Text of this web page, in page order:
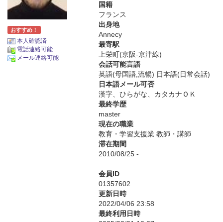
おすすめ！
本人確認済
電話連絡可能
メール連絡可能
国籍
フランス
出身地
Annecy
最寄駅
上栄町(京阪-京津線)
会話可能言語
英語(母国語,流暢) 日本語(日常会話)
日本語メール可否
漢字、ひらがな、カタカナＯＫ
最終学歴
master
現在の職業
教育・学習支援業 教師・講師
滞在期間
2010/08/25 -
会員ID
01357602
更新日時
2022/04/06 23:58
最終利用日時